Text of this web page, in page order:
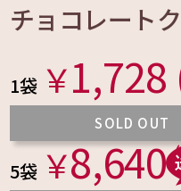
チョコレート
1袋 ￥1,728
SOLD OUT
5袋 ￥8,640